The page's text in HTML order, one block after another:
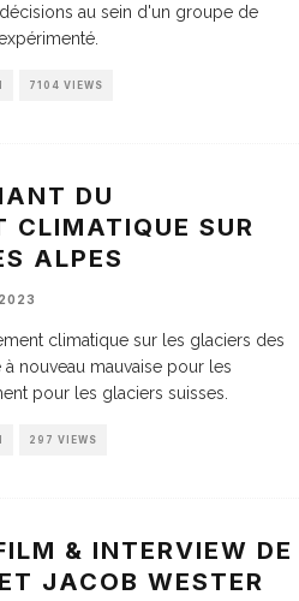
au sein d'un groupe de
7104 VIEWS
DU
CLIMATIQUE SUR
ALPES
climatique sur les glaciers des
à nouveau mauvaise pour les
pour les glaciers suisses.
297 VIEWS
& INTERVIEW DE
JACOB WESTER